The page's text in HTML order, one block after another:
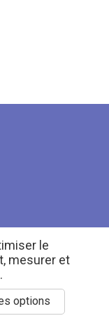
your GDPR options
le
mesurer et
options